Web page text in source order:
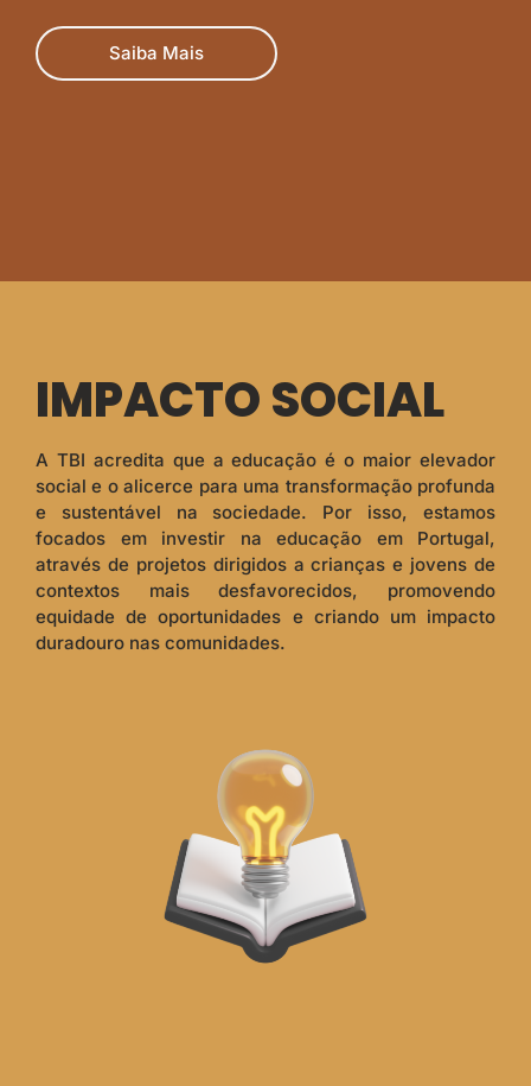
Saiba Mais
IMPACTO SOCIAL
A TBI acredita que a educação é o maior elevador
social e o alicerce para uma transformação profunda
e sustentável na sociedade. Por isso, estamos
focados em investir na educação em Portugal,
através de projetos dirigidos a crianças e jovens de
contextos mais desfavorecidos, promovendo
equidade de oportunidades e criando um impacto
duradouro nas comunidades.